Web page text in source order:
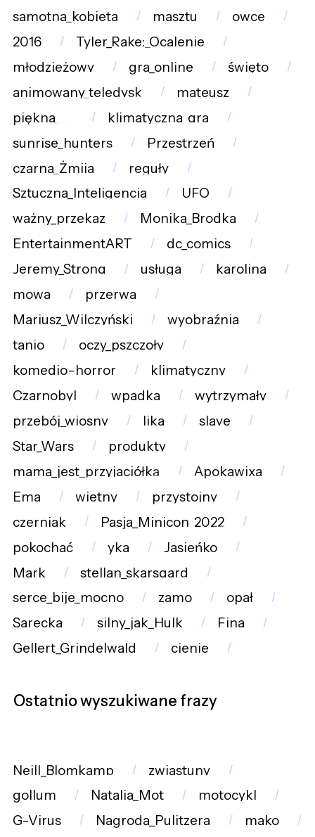
samotna_kobieta
masztu
owce
2016
Tyler_Rake:_Ocalenie
młodzieżowy
gra_online
święto
animowany_teledysk
mateusz
piękna___
klimatyczna_gra
sunrise_hunters
Przestrzeń
czarna_Żmija
reguły
Sztuczna_Inteligencja
UFO
ważny_przekaz
Monika_Brodka
EntertainmentART
dc_comics
Jeremy_Strong
usługa
karolina
mowa
przerwa
Mariusz_Wilczyński
wyobraźnia
tanio
oczy_pszczoły
komedio-horror
klimatyczny
Czarnobyl
wpadka
wytrzymały
przebój_wiosny
lika
slave
Star_Wars
produkty
mama_jest_przyjaciółką
Apokawixa
Ema
wietny
przystojny
czerniak
Pasja_Minicon_2022
pokochać
yka
Jasieńko
Mark
stellan_skarsgard
serce_bije_mocno
zamo
opał
Sarecka
silny_jak_Hulk
Fina
Gellert_Grindelwald
cienie
Ostatnio wyszukiwane frazy
Neill_Blomkamp
zwiastuny
gollum
Natalia_Mot
motocykl
G-Virus
Nagroda_Pulitzera
mako